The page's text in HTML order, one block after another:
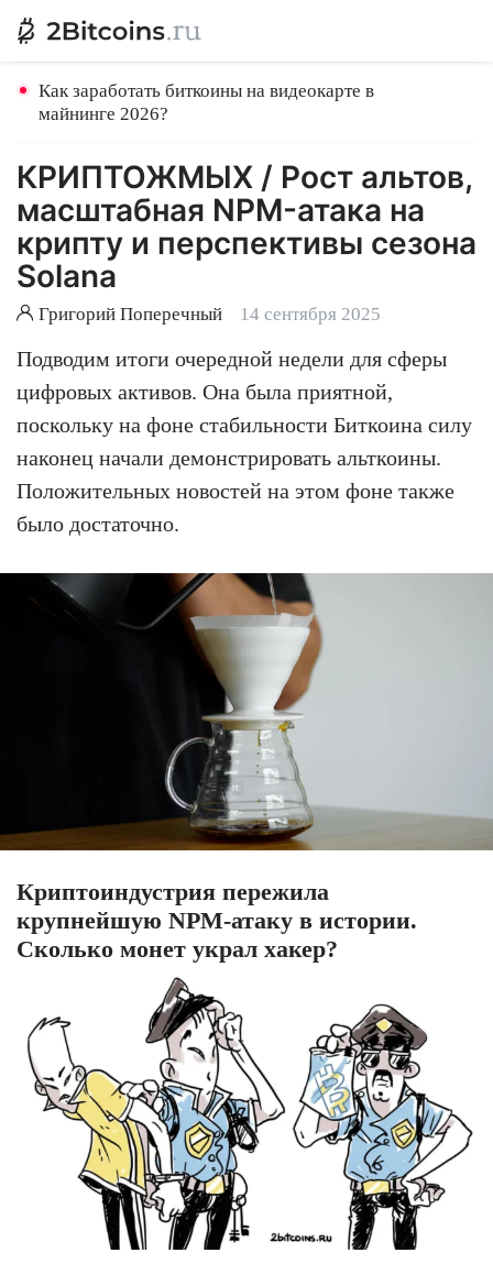
Как заработать биткоины на видеокарте в
майнинге 2026?
КРИПТОЖМЫХ / Рост альтов,
масштабная NPM-атака на
крипту и перспективы сезона
Solana
Григорий Поперечный 14 сентября 2025
Подводим итоги очередной недели для сферы
цифровых активов. Она была приятной,
поскольку на фоне стабильности Биткоина силу
наконец начали демонстрировать альткоины.
Положительных новостей на этом фоне также
было достаточно.
Криптоиндустрия пережила
крупнейшую NPM-атаку в истории.
Сколько монет украл хакер?